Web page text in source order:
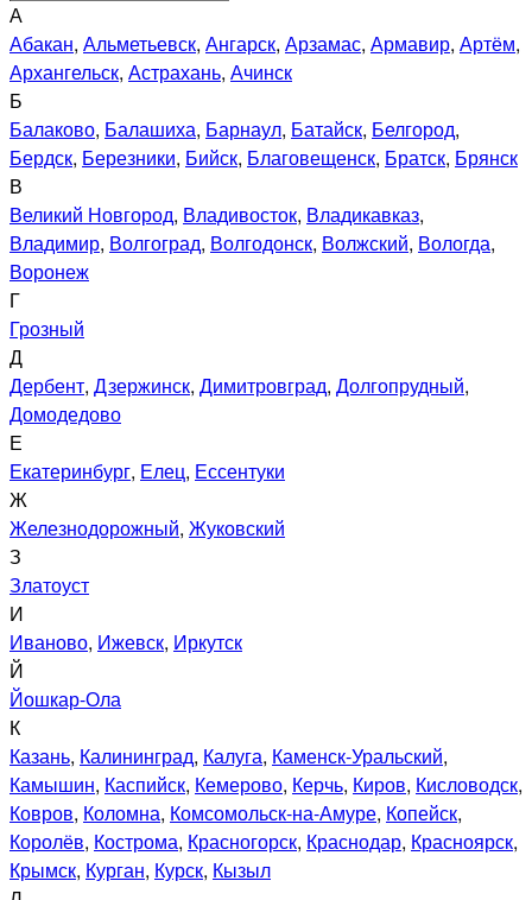
А
Абакан, Альметьевск, Ангарск, Арзамас, Армавир, Артём,
Архангельск, Астрахань, Ачинск
Б
Балаково, Балашиха, Барнаул, Батайск, Белгород,
Бердск, Березники, Бийск, Благовещенск, Братск, Брянск
В
Великий Новгород, Владивосток, Владикавказ,
Владимир, Волгоград, Волгодонск, Волжский, Вологда,
Воронеж
Г
Грозный
Д
Дербент, Дзержинск, Димитровград, Долгопрудный,
Домодедово
Е
Екатеринбург, Елец, Ессентуки
Ж
Железнодорожный, Жуковский
З
Златоуст
И
Иваново, Ижевск, Иркутск
Й
Йошкар-Ола
К
Казань, Калининград, Калуга, Каменск-Уральский,
Камышин, Каспийск, Кемерово, Керчь, Киров, Кисловодск,
Ковров, Коломна, Комсомольск-на-Амуре, Копейск,
Королёв, Кострома, Красногорск, Краснодар, Красноярск,
Крымск, Курган, Курск, Кызыл